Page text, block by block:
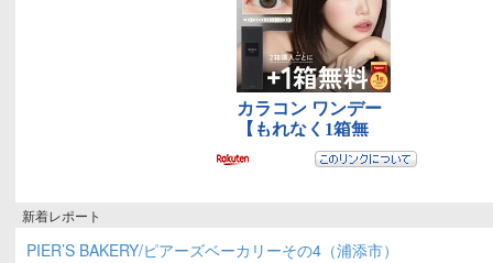
新着レポート
PIER’S BAKERY/ピアーズベーカリーその4（浦添市）